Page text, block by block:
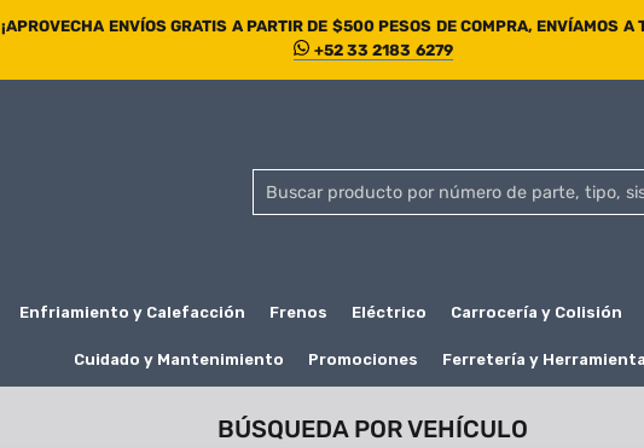
¡APROVECHA ENVÍOS GRATIS A PARTIR DE $500 PESOS DE COMPRA, ENVÍAMOS A
+52 33 2183 6279
Enfriamiento y Calefacción Frenos Eléctrico Carrocería y Colisión
Cuidado y Mantenimiento Promociones Ferretería y
BÚSQUEDA POR VEHÍCULO